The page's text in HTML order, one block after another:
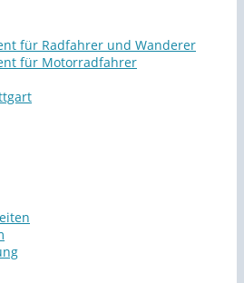
für Radfahrer und Wanderer
für Motorradfahrer